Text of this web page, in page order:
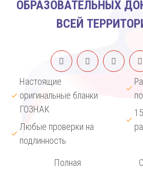
ОБРАЗОВАТЕЛЬНЫХ
ВСЕЙ
Настоящие
оригинальные бланки
ГОЗНАК
Любые проверки на
подлинность
Полная